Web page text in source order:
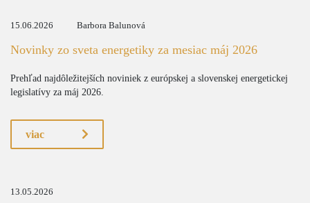
15.06.2026 Barbora Balunová
Novinky zo sveta energetiky za mesiac máj 2026
Prehľad najdôležitejších noviniek z európskej a slovenskej energetickej
legislatívy za máj 2026.
viac
13.05.2026